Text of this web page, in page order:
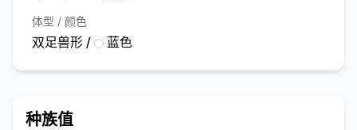
体型 / 颜色
双足兽形 / 蓝色
种族值